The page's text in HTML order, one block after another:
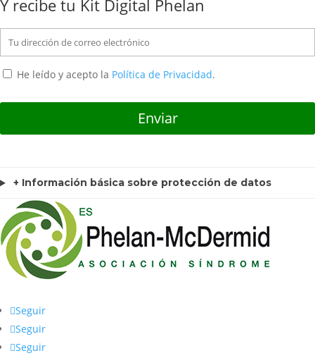
Y recibe tu Kit Digital Phelan
He leído y acepto la Política de Privacidad.
+ Información básica sobre protección de datos
Seguir
Seguir
Seguir